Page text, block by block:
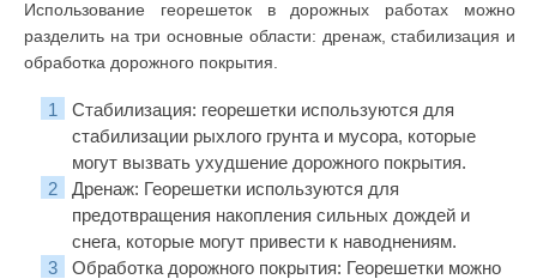
Использование георешеток в дорожных работах можно
разделить на три основные области: дренаж, стабилизация и
обработка дорожного покрытия.
Стабилизация: георешетки используются для
стабилизации рыхлого грунта и мусора, которые
могут вызвать ухудшение дорожного покрытия.
Дренаж: Георешетки используются для
предотвращения накопления сильных дождей и
снега, которые могут привести к наводнениям.
Обработка дорожного покрытия: Георешетки можно